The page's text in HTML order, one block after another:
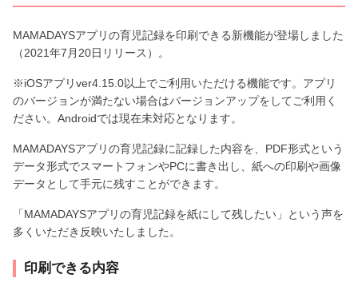
MAMADAYSアプリの育児記録を印刷できる新機能が登場しました
（2021年7月20日リリース）。
※iOSアプリver4.15.0以上でご利用いただける機能です。アプリ
のバージョンが満たない場合はバージョンアップをしてご利用く
ださい。Androidでは現在未対応となります。
MAMADAYSアプリの育児記録に記録した内容を、PDF形式という
データ形式でスマートフォンやPCに書き出し、紙への印刷や画像
データとして手元に残すことができます。
「MAMADAYSアプリの育児記録を紙にして残したい」という声を
多くいただき反映いたしました。
印刷できる内容